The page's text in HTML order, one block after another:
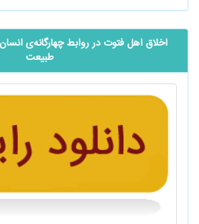
اخلاق اهل فتوت در روابط چهارگانه‌‌ی
طبیعت